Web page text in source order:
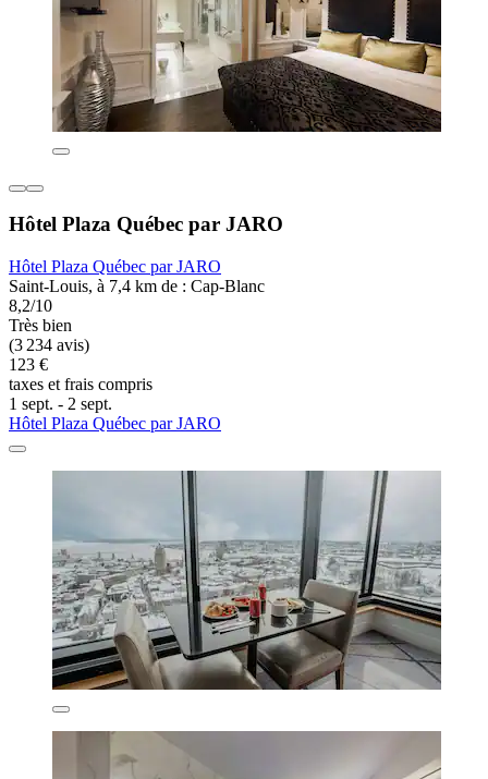
Hôtel Plaza Québec par JARO
Hôtel Plaza Québec par JARO
Saint-Louis, à 7,4 km de : Cap-Blanc
8,2/10
Très bien
(3 234 avis)
123 €
taxes et frais compris
1 sept. - 2 sept.
Hôtel Plaza Québec par JARO